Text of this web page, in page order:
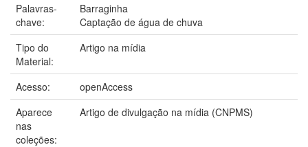
Palavras-
chave:
Barraginha
Captação de água de chuva
Tipo do
Material:
Artigo na mídia
Acesso:
openAccess
Aparece
nas
coleções:
Artigo de divulgação na mídia (CNPMS)